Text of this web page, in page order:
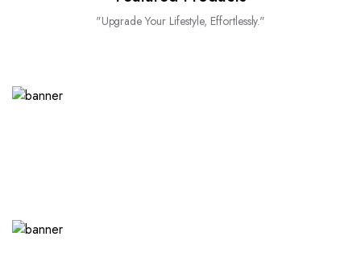
"Upgrade Your Lifestyle, Effortlessly."